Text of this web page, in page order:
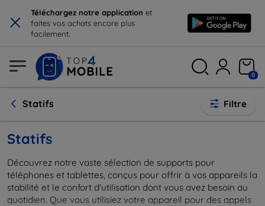
× Téléchargez notre application et
faites vos achats encore plus
facilement.
0
Statifs Filtre
Statifs
Découvrez notre vaste sélection de supports pour
téléphones et tablettes, conçus pour offrir à vos appareils la
stabilité et le confort d'utilisation dont vous avez besoin au
quotidien. Que vous utilisiez votre appareil pour des appels